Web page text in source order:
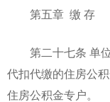
第五章 缴 存
第二十七条 单位
代扣代缴的住房公
住房公积金专户。